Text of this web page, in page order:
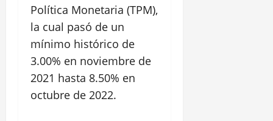
Política Monetaria (TPM),
la cual pasó de un
mínimo histórico de
3.00% en noviembre de
2021 hasta 8.50% en
octubre de 2022.